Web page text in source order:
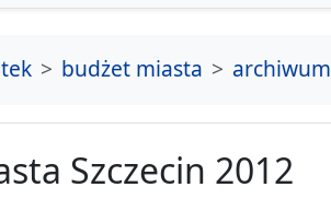
budżet miasta archiwum
Szczecin 2012